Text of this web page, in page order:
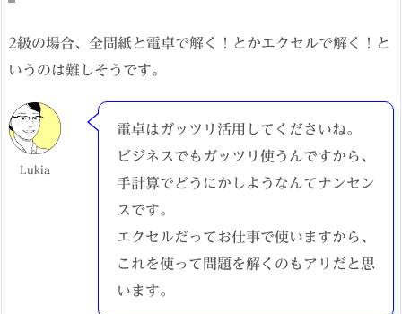
2級の場合、全問紙と電卓で解く！とかエクセルで解く！と
いうのは難しそうです。
Lukia
電卓はガッツリ活用してくださいね。
ビジネスでもガッツリ使うんですから、
手計算でどうにかしようなんてナンセン
スです。
エクセルだってお仕事で使いますから、
これを使って問題を解くのもアリだと思
います。